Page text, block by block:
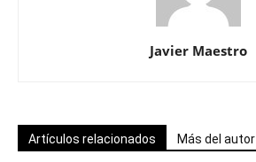
Javier Maestro
Artículos relacionados Más del autor